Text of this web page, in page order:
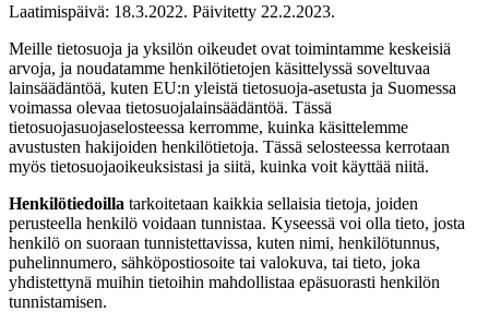
Laatimispäivä: 18.3.2022. Päivitetty 22.2.2023.
Meille tietosuoja ja yksilön oikeudet ovat toimintamme keskeisiä
arvoja, ja noudatamme henkilötietojen käsittelyssä soveltuvaa
lainsäädäntöä, kuten EU:n yleistä tietosuoja-asetusta ja Suomessa
voimassa olevaa tietosuojalainsäädäntöä. Tässä
tietosuojasuojaselosteessa kerromme, kuinka käsittelemme
avustusten hakijoiden henkilötietoja. Tässä selosteessa kerrotaan
myös tietosuojaoikeuksistasi ja siitä, kuinka voit käyttää niitä.
Henkilötiedoilla tarkoitetaan kaikkia sellaisia tietoja, joiden
perusteella henkilö voidaan tunnistaa. Kyseessä voi olla tieto, josta
henkilö on suoraan tunnistettavissa, kuten nimi, henkilötunnus,
puhelinnumero, sähköpostiosoite tai valokuva, tai tieto, joka
yhdistettynä muihin tietoihin mahdollistaa epäsuorasti henkilön
tunnistamisen.